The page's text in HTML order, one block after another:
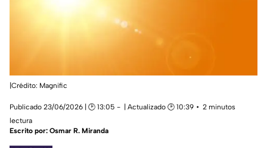
|Crédito: Magnific
Publicado 23/06/2026 | 🕑 13:05 | Actualizado 🕑 10:39
2 minutos
lectura
Escrito por: Osmar R. Miranda